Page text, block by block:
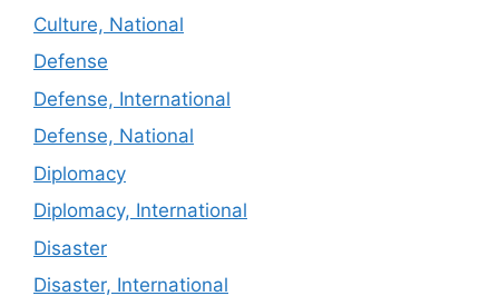
Culture, National
Defense
Defense, International
Defense, National
Diplomacy
Diplomacy, International
Disaster
Disaster, International